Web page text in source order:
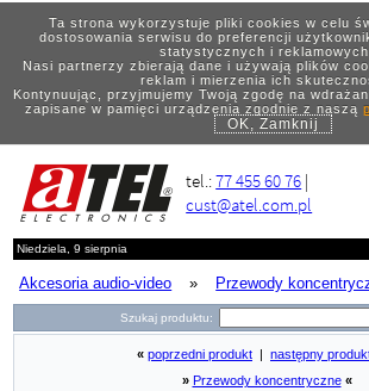
Ta strona wykorzystuje pliki cookies w celu
dostosowania serwisu do preferencji
statystycznych i
Nasi partnerzy zbierają dane i używają plików
reklam i mierzenia ich
Kontynuując, przyjmujemy Twoją zgodę na
zapisane w pamięci urządzenia zgodnie z naszą
OK, Zamknij
tel.:77 455 60 76 |
cust@atel.com.pl
Niedziela, 9 sierpnia
Akcesoria audio-video » Przewody
Szukaj produktu:
« poprzedni produkt następny
» Przewody koncentryczne «